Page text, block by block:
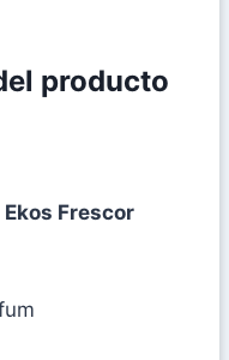
producto
Ekos Frescor